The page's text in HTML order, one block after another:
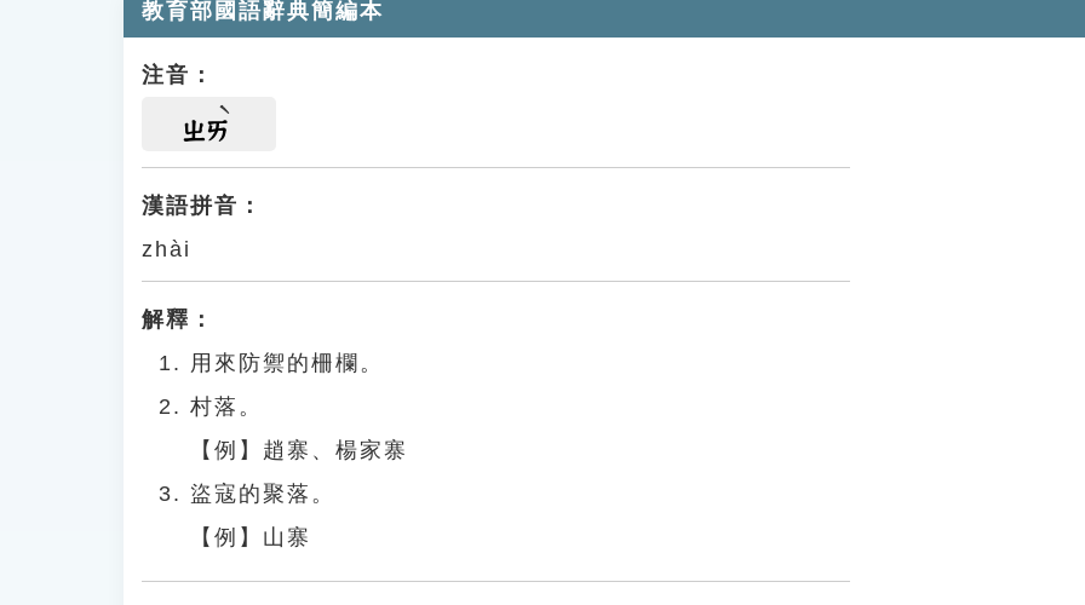
教育部國語辭典簡編本
注音：
ㄓㄞ
漢語拼音：
zhài
解釋：
用來防禦的柵欄。
村落。
【例】趙寨、楊家寨
盜寇的聚落。
【例】山寨